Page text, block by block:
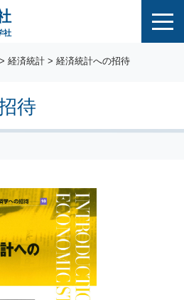
社
待
>経済統計 > 経済統計への招待